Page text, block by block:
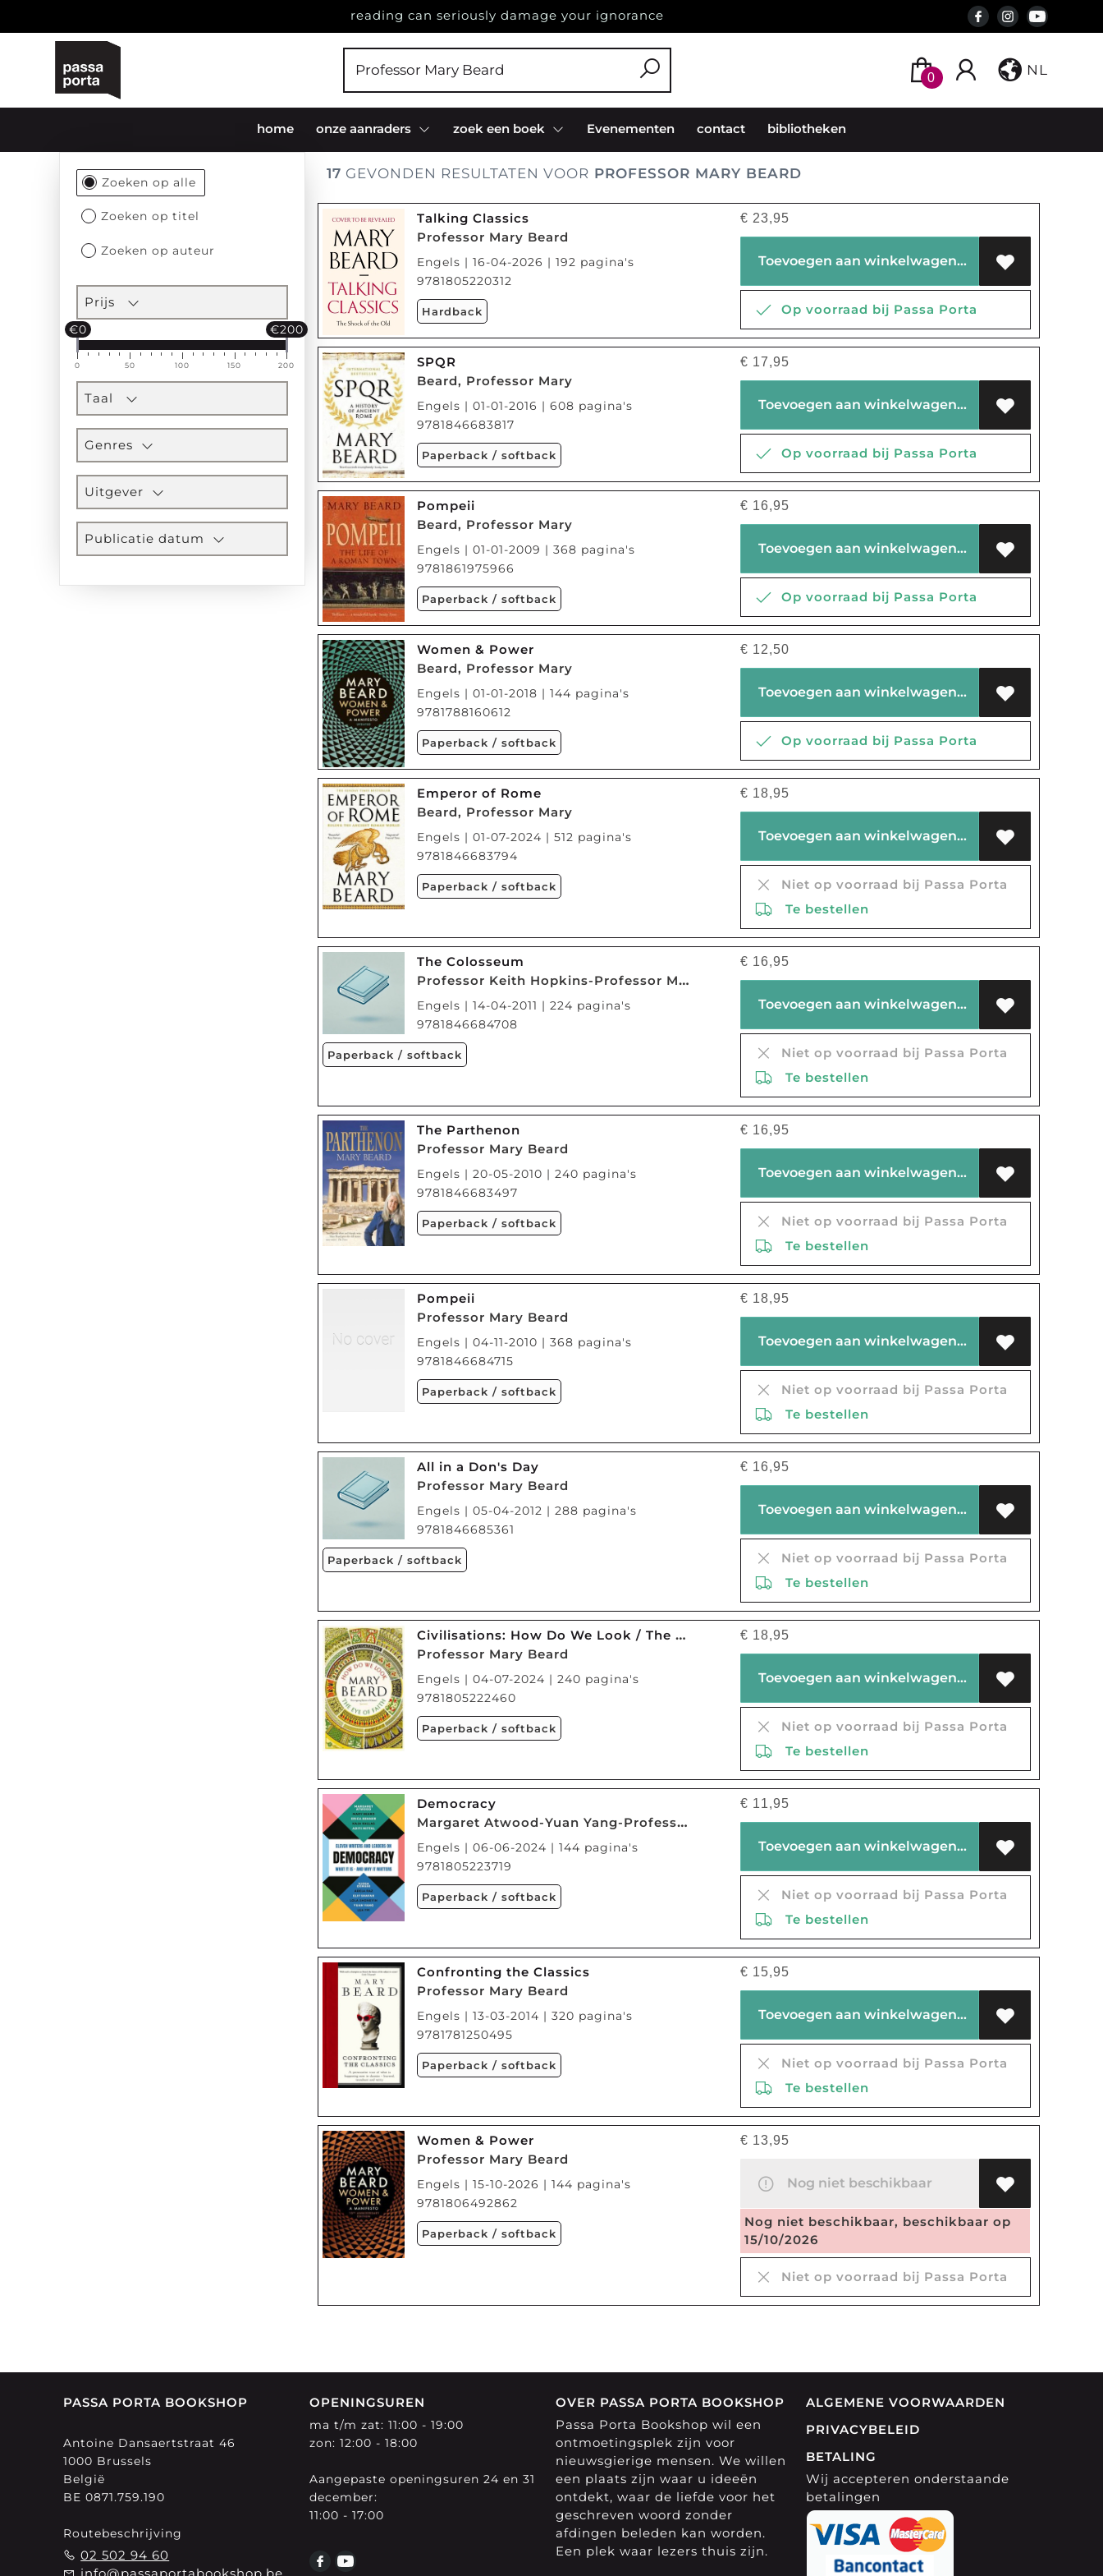
reading can seriously damage your ignorance
0 NL
home onze aanraders zoek een boek Evenementen contact bibliotheken
Filtersectie
Zoeken op alle
Zoeken op titel
Zoeken op auteur
Prijs
€0 €200
0 50 100 150 200
Taal
Genres
Uitgever
Publicatie datum
17 GEVONDEN RESULTATEN VOOR PROFESSOR MARY BEARD
Talking Classics
Professor Mary Beard
Engels | 16-04-2026 | 192 pagina's
9781805220312
Hardback
€ 23,95
Toevoegen aan winkelwagen
Op voorraad bij Passa Porta
SPQR
Beard, Professor Mary
Engels | 01-01-2016 | 608 pagina's
9781846683817
Paperback / softback
€ 17,95
Toevoegen aan winkelwagen
Op voorraad bij Passa Porta
Pompeii
Beard, Professor Mary
Engels | 01-01-2009 | 368 pagina's
9781861975966
Paperback / softback
€ 16,95
Toevoegen aan winkelwagen
Op voorraad bij Passa Porta
Women & Power
Beard, Professor Mary
Engels | 01-01-2018 | 144 pagina's
9781788160612
Paperback / softback
€ 12,50
Toevoegen aan winkelwagen
Op voorraad bij Passa Porta
Emperor of Rome
Beard, Professor Mary
Engels | 01-07-2024 | 512 pagina's
9781846683794
Paperback / softback
€ 18,95
Toevoegen aan winkelwagen
Niet op voorraad bij Passa Porta
Te bestellen
The Colosseum
Professor Keith Hopkins-Professor Mary Beard
Engels | 14-04-2011 | 224 pagina's
9781846684708
Paperback / softback
€ 16,95
Toevoegen aan winkelwagen
Niet op voorraad bij Passa Porta
Te bestellen
The Parthenon
Professor Mary Beard
Engels | 20-05-2010 | 240 pagina's
9781846683497
Paperback / softback
€ 16,95
Toevoegen aan winkelwagen
Niet op voorraad bij Passa Porta
Te bestellen
Pompeii
Professor Mary Beard
Engels | 04-11-2010 | 368 pagina's
9781846684715
Paperback / softback
€ 18,95
Toevoegen aan winkelwagen
Niet op voorraad bij Passa Porta
Te bestellen
All in a Don's Day
Professor Mary Beard
Engels | 05-04-2012 | 288 pagina's
9781846685361
Paperback / softback
€ 16,95
Toevoegen aan winkelwagen
Niet op voorraad bij Passa Porta
Te bestellen
Civilisations: How Do We Look / The Eye of Faith
Professor Mary Beard
Engels | 04-07-2024 | 240 pagina's
9781805222460
Paperback / softback
€ 18,95
Toevoegen aan winkelwagen
Niet op voorraad bij Passa Porta
Te bestellen
Democracy
Margaret Atwood-Yuan Yang-Professor Mary Beard-Erica Benner
Engels | 06-06-2024 | 144 pagina's
9781805223719
Paperback / softback
€ 11,95
Toevoegen aan winkelwagen
Niet op voorraad bij Passa Porta
Te bestellen
Confronting the Classics
Professor Mary Beard
Engels | 13-03-2014 | 320 pagina's
9781781250495
Paperback / softback
€ 15,95
Toevoegen aan winkelwagen
Niet op voorraad bij Passa Porta
Te bestellen
Women & Power
Professor Mary Beard
Engels | 15-10-2026 | 144 pagina's
9781806492862
Paperback / softback
€ 13,95
Nog niet beschikbaar
Nog niet beschikbaar, beschikbaar op
15/10/2026
Niet op voorraad bij Passa Porta
PASSA PORTA BOOKSHOP
Antoine Dansaertstraat 46
1000 Brussels
België
BE 0871.759.190
Routebeschrijving
02 502 94 60
OPENINGSUREN
ma t/m zat: 11:00 - 19:00
zon: 12:00 - 18:00
Aangepaste openingsuren 24 en 31
december:
11:00 - 17:00
OVER PASSA PORTA BOOKSHOP
Passa Porta Bookshop wil een
ontmoetingsplek zijn voor
nieuwsgierige mensen. We willen
een plaats zijn waar u ideeën
ontdekt, waar de liefde voor het
geschreven woord zonder
afdingen beleden kan worden.
Een plek waar lezers thuis zijn.
ALGEMENE VOORWAARDEN
PRIVACYBELEID
BETALING
Wij accepteren onderstaande
betalingen